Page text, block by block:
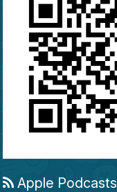
Apple Podcasts